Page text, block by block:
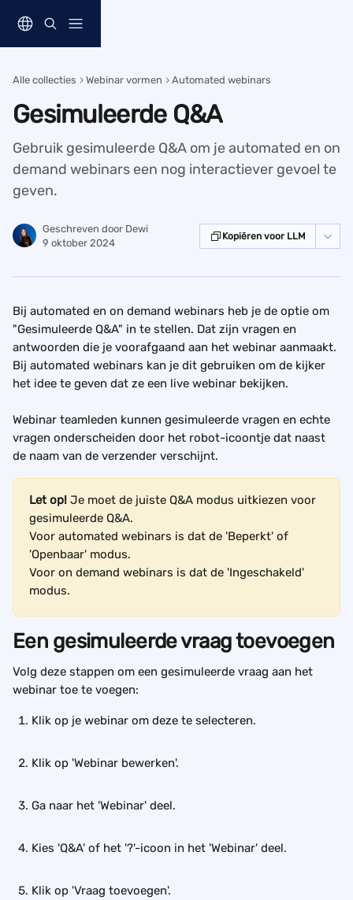
Alle collecties Webinar vormen Automated webinars
Gesimuleerde Q&A
Gebruik gesimuleerde Q&A om je automated en on
demand webinars een nog interactiever gevoel te
geven.
Geschreven door Dewi
9 oktober 2024
Kopiëren voor LLM
Bij automated en on demand webinars heb je de optie om
"Gesimuleerde Q&A" in te stellen. Dat zijn vragen en
antwoorden die je voorafgaand aan het webinar aanmaakt.
Bij automated webinars kan je dit gebruiken om de kijker
het idee te geven dat ze een live webinar bekijken.
Webinar teamleden kunnen gesimuleerde vragen en echte
vragen onderscheiden door het robot-icoontje dat naast
de naam van de verzender verschijnt.
Let op! Je moet de juiste Q&A modus uitkiezen voor
gesimuleerde Q&A.
Voor automated webinars is dat de 'Beperkt' of
'Openbaar' modus.
Voor on demand webinars is dat de 'Ingeschakeld'
modus.
Een gesimuleerde vraag toevoegen
Volg deze stappen om een gesimuleerde vraag aan het
webinar toe te voegen:
Klik op je webinar om deze te selecteren.
Klik op 'Webinar bewerken'.
Ga naar het 'Webinar' deel.
Kies 'Q&A' of het '?'-icoon in het 'Webinar' deel.
Klik op 'Vraag toevoegen'.